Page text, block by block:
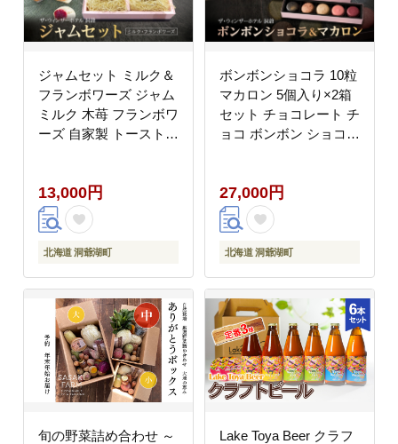
ジャムセット ミルク＆
フランボワーズ ジャム
ミルク 木苺 フランボワ
ーズ 自家製 トースト
産 詰め合わせ お取り寄
せ 送料無料 ザ・ウィン
ザーホテル洞爺 洞爺湖
13,000円
北海道 洞爺湖町
ボンボンショコラ 10粒
マカロン 5個入り×2箱
セット チョコレート チ
ョコ ボンボン ショコラ
フト お取り寄せ 送料無
料 ザ・ウィンザーホテ
ル洞爺 洞爺湖
27,000円
北海道 洞爺湖町
旬の野菜詰め合わせ ～
Lake Toya Beer クラフ